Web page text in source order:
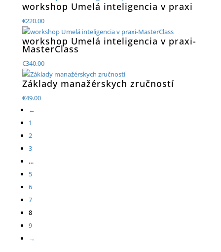
workshop Umelá inteligencia v praxi
€220.00
workshop Umelá inteligencia v praxi-
MasterClass
€340.00
Základy manažérskych zručností
€49.00
←
1
2
3
…
5
6
7
8
9
→